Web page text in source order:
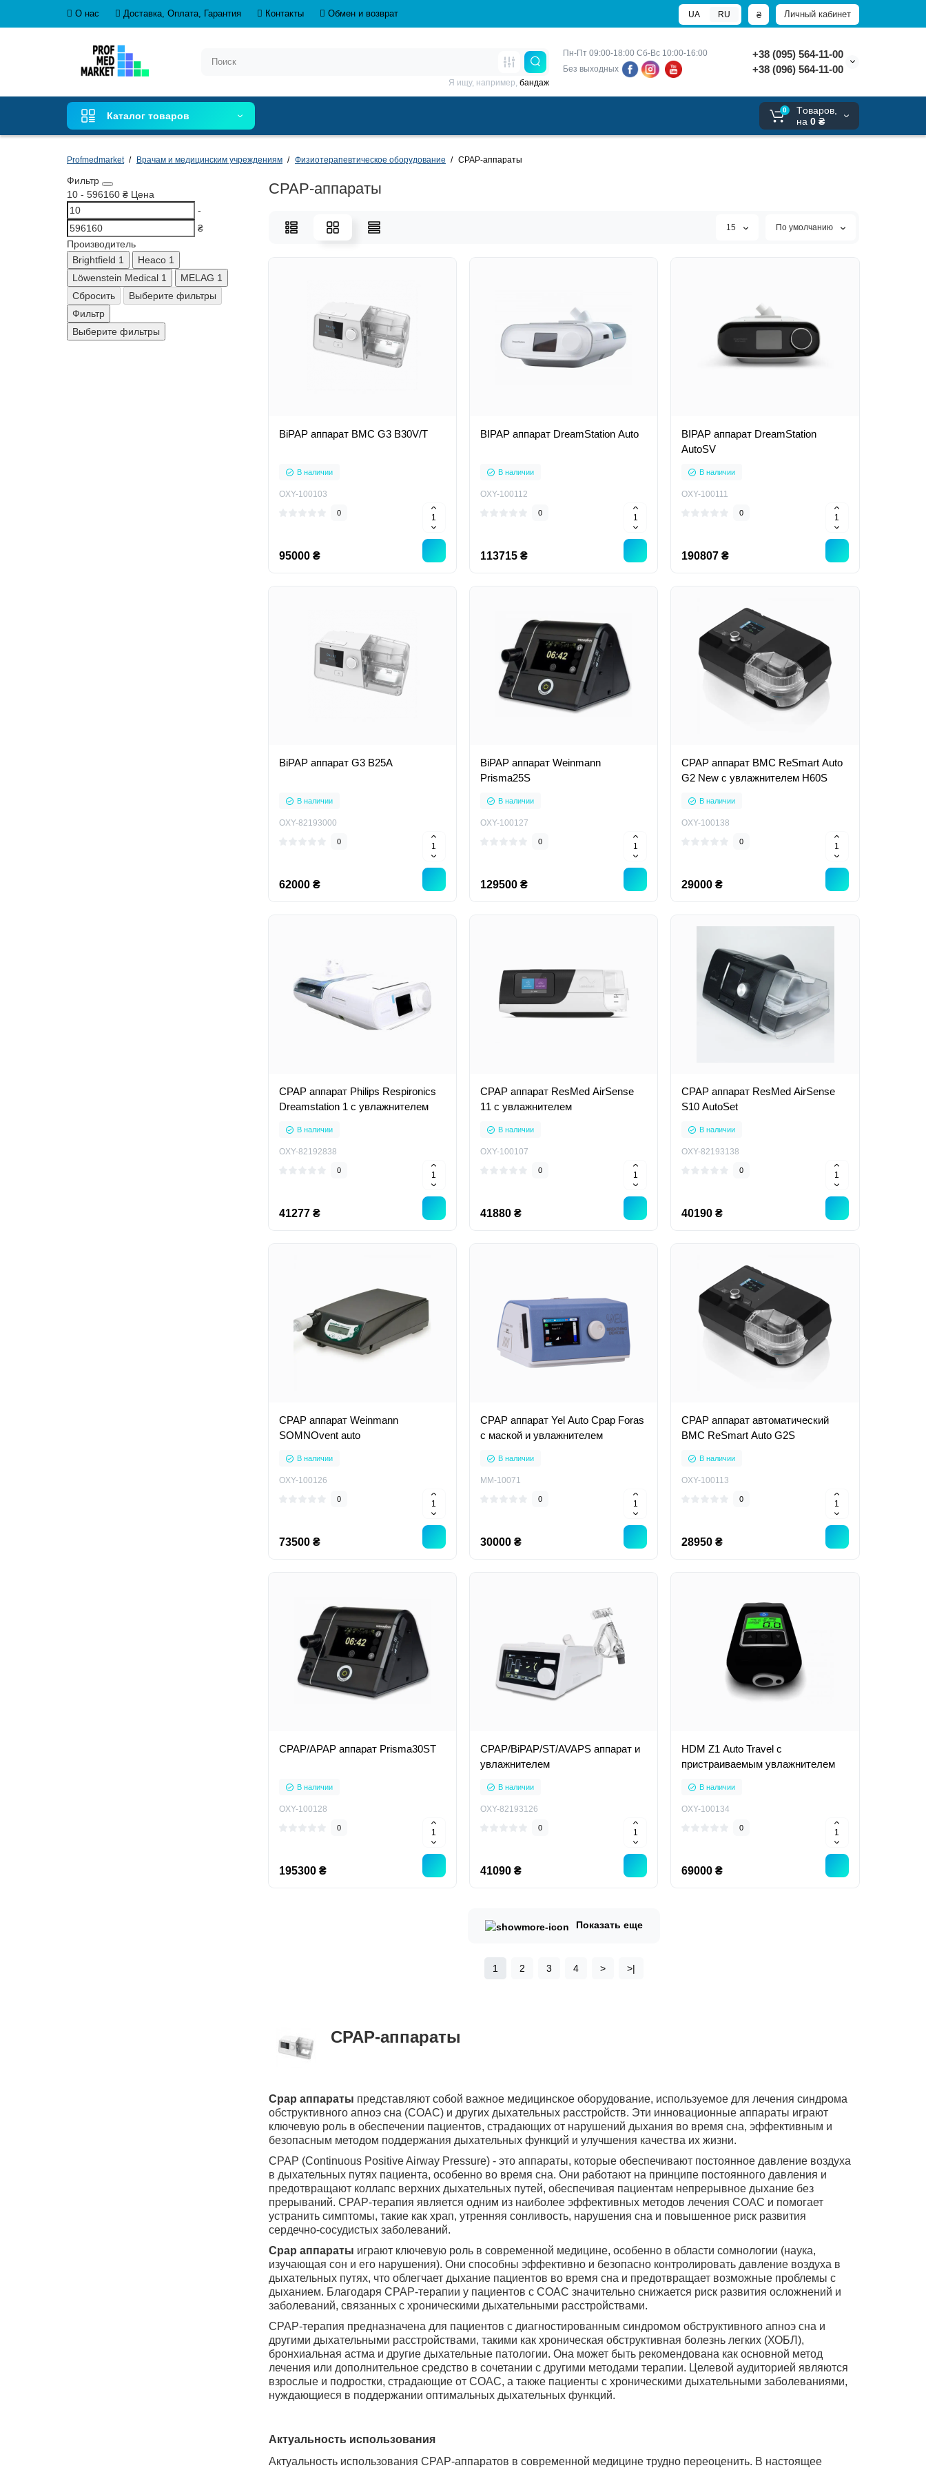
О нас Доставка, Оплата, Гарантия Контакты Обмен и возврат Личный кабинет
₴
UA RU
Пн-Пт 09:00-18:00 Сб-Вс 10:00-16:00
Без выходных
+38 (095) 564-11-00
+38 (096) 564-11-00
Я ищу, например, бандаж
Каталог товаров
0
Tоваров,
на 0 ₴
Profmedmarket Врачам и медицинским учреждениям Физиотерапевтическое оборудование CPAP-аппараты
Фильтр
10 - 596160 ₴ Цена
-
₴
Производитель
Brightfield 1 Heaco 1
Löwenstein Medical 1 MELAG 1
Сбросить
Выберите фильтры
Фильтр
Выберите фильтры
CPAP-аппараты
15 По умолчанию
BiPAP аппарат BMC G3 B30V/T
В наличии
OXY-100103
0
95000 ₴
BIPAP аппарат DreamStation Auto
В наличии
OXY-100112
0
113715 ₴
BIPAP аппарат DreamStation
AutoSV
В наличии
OXY-100111
0
190807 ₴
BiPAP аппарат G3 B25A
В наличии
OXY-82193000
0
62000 ₴
BiPAP аппарат Weinmann
Prisma25S
В наличии
OXY-100127
0
129500 ₴
CPAP аппарат BMC ReSmart Auto
G2 New с увлажнителем H60S
В наличии
OXY-100138
0
29000 ₴
CPAP аппарат Philips Respironics
Dreamstation 1 с увлажнителем
В наличии
OXY-82192838
0
41277 ₴
CPAP аппарат ResMed AirSense
11 с увлажнителем
В наличии
OXY-100107
0
41880 ₴
CPAP аппарат ResMed AirSense
S10 AutoSet
В наличии
OXY-82193138
0
40190 ₴
CPAP аппарат Weinmann
SOMNOvent auto
В наличии
OXY-100126
0
73500 ₴
CPAP аппарат Yel Auto Cpap Foras
с маской и увлажнителем
В наличии
MM-10071
0
30000 ₴
CPAP аппарат автоматический
BMC ReSmart Auto G2S
В наличии
OXY-100113
0
28950 ₴
CPAP/APAP аппарат Prisma30ST
В наличии
OXY-100128
0
195300 ₴
CPAP/BіPAP/ST/AVAPS аппарат и
увлажнителем
В наличии
OXY-82193126
0
41090 ₴
HDM Z1 Auto Travel с
пристраиваемым увлажнителем
В наличии
OXY-100134
0
69000 ₴
Показать еще
1 2 3 4 > >|
CPAP-аппараты
Cpap аппараты представляют собой важное медицинское оборудование, используемое для лечения синдрома
обструктивного апноэ сна (СОАС) и других дыхательных расстройств. Эти инновационные аппараты играют
ключевую роль в обеспечении пациентов, страдающих от нарушений дыхания во время сна, эффективным и
безопасным методом поддержания дыхательных функций и улучшения качества их жизни.
CPAP (Continuous Positive Airway Pressure) - это аппараты, которые обеспечивают постоянное давление воздуха
в дыхательных путях пациента, особенно во время сна. Они работают на принципе постоянного давления и
предотвращают коллапс верхних дыхательных путей, обеспечивая пациентам непрерывное дыхание без
прерываний. CPAP-терапия является одним из наиболее эффективных методов лечения СОАС и помогает
устранить симптомы, такие как храп, утренняя сонливость, нарушения сна и повышенное риск развития
сердечно-сосудистых заболеваний.
Cpap аппараты играют ключевую роль в современной медицине, особенно в области сомнологии (наука,
изучающая сон и его нарушения). Они способны эффективно и безопасно контролировать давление воздуха в
дыхательных путях, что облегчает дыхание пациентов во время сна и предотвращает возможные проблемы с
дыханием. Благодаря CPAP-терапии у пациентов с СОАС значительно снижается риск развития осложнений и
заболеваний, связанных с хроническими дыхательными расстройствами.
CPAP-терапия предназначена для пациентов с диагностированным синдромом обструктивного апноэ сна и
другими дыхательными расстройствами, такими как хроническая обструктивная болезнь легких (ХОБЛ),
бронхиальная астма и другие дыхательные патологии. Она может быть рекомендована как основной метод
лечения или дополнительное средство в сочетании с другими методами терапии. Целевой аудиторией являются
взрослые и подростки, страдающие от СОАС, а также пациенты с хроническими дыхательными заболеваниями,
нуждающиеся в поддержании оптимальных дыхательных функций.
Актуальность использования
Актуальность использования CPAP-аппаратов в современной медицине трудно переоценить. В настоящее